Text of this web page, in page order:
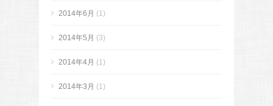
2014年6月 (1)
2014年5月 (3)
2014年4月 (1)
2014年3月 (1)